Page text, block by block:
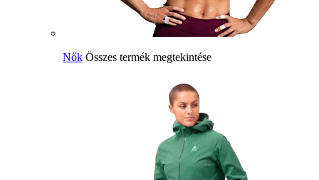
Nők Összes termék megtekintése